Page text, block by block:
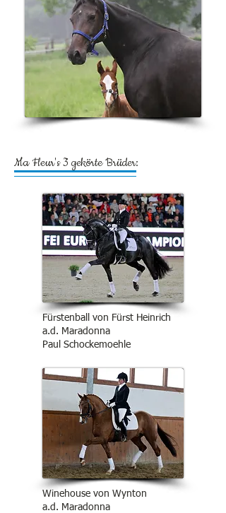
Ma Fleur's 3 gekörte Brüder:
Fürstenball von Fürst Heinrich
a.d. Maradonna
Paul Schockemoehle
Winehouse von Wynton
a.d. Maradonna